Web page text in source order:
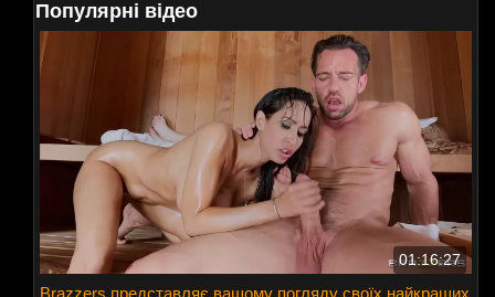
Популярні відео
01:16:27
Brazzers представляє вашому погляду своїх найкращих